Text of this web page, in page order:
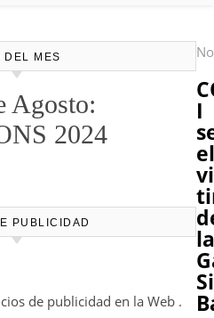
DEL MES
Agosto:
2024
PUBLICIDAD
de publicidad en la Web .
I
el
la